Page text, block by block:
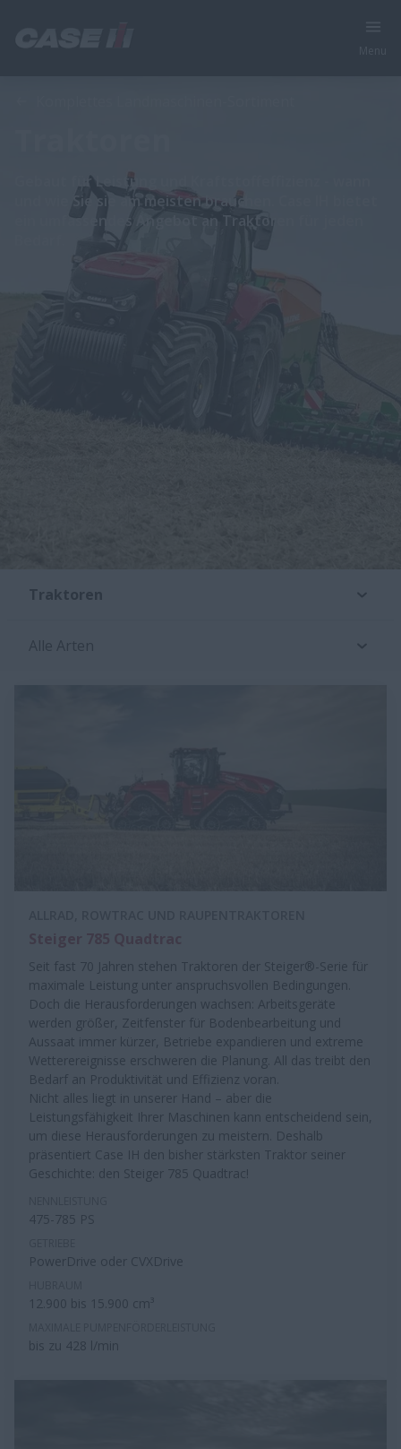
Gebaut für Leistung und Kraftstoffeffizienz - wann
und wie Sie sie am meisten brauchen. Case IH bietet
ein umfassendes Angebot an Traktoren für jeden
Traktoren
Alle Arten
Seit fast 70 Jahren stehen Traktoren der Steiger®-Serie für
maximale Leistung unter anspruchsvollen Bedingungen.
Doch die Herausforderungen wachsen: Arbeitsgeräte
werden größer, Zeitfenster für Bodenbearbeitung und
Aussaat immer kürzer, Betriebe expandieren und extreme
Wetterereignisse erschweren die Planung. All das treibt den
Bedarf an Produktivität und Effizienz voran.
Nicht alles liegt in unserer Hand – aber die
Leistungsfähigkeit Ihrer Maschinen kann entscheidend sein,
um diese Herausforderungen zu meistern. Deshalb
präsentiert Case IH den bisher stärksten Traktor seiner
Geschichte: den Steiger 785 Quadtrac!
475-785 PS
PowerDrive oder CVXDrive
12.900 bis 15.900 cm³
bis zu 428 l/min